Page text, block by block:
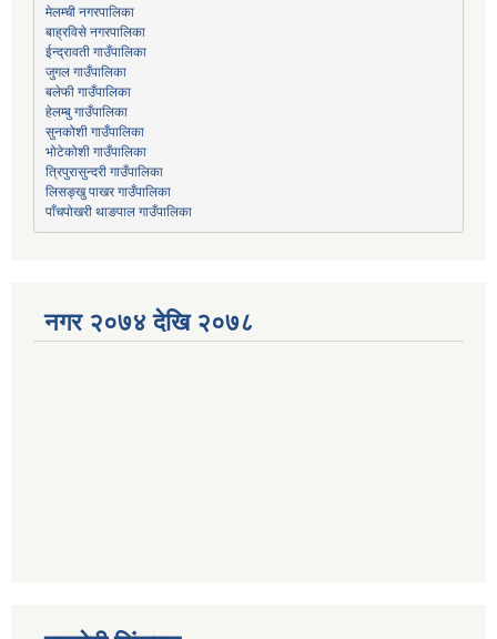
मेलम्ची नगरपालिका
बाह्रविसे नगरपालिका
ईन्द्रावती गाउँपालिका
जुगल गाउँपालिका
बलेफी गाउँपालिका
हेलम्बु गाउँपालिका
सुनकोशी गाउँपालिका
भोटेकोशी गाउँपालिका
त्रिपुरासुन्दरी गाउँपालिका
लिसङ्खु पाखर गाउँपालिका
पाँचपोखरी थाङपाल गाउँपालिका
नगर २०७४ देखि २०७८